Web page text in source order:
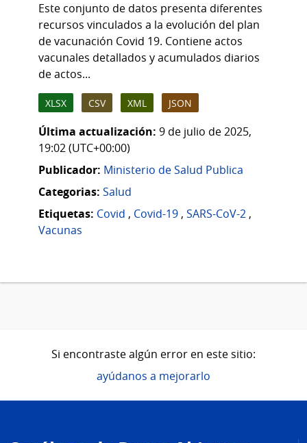
Este conjunto de datos presenta diferentes
recursos vinculados a la evolución del plan
de vacunación Covid 19. Contiene actos
vacunales detallados y acumulados diarios
de actos...
XLSX CSV XML JSON
Última actualización: 9 de julio de 2025,
19:02 (UTC+00:00)
Publicador: Ministerio de Salud Publica
Categorias: Salud
Etiquetas: Covid , Covid-19 , SARS-CoV-2 ,
Vacunas
Si encontraste algún error en este sitio:
ayúdanos a mejorarlo
de